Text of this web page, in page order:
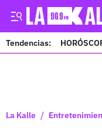
Tendencias:
La Kalle /